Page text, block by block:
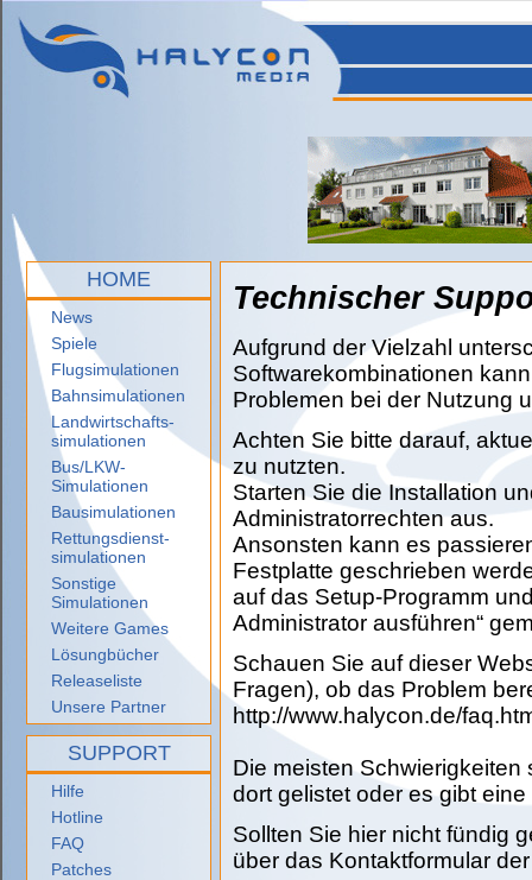
HOME
News
Spiele
Flugsimulationen
Bahnsimulationen
Landwirtschafts-
simulationen
Bus/LKW-
Simulationen
Bausimulationen
Rettungsdienst-
simulationen
Sonstige
Simulationen
Weitere Games
Lösungbücher
Releaseliste
Unsere Partner
SUPPORT
Hilfe
Hotline
FAQ
Patches
Technischer
Aufgrund der Vielzahl
Softwarekombinationen
Problemen bei der Nutzung
Achten Sie bitte darauf,
zu nutzten.
Starten Sie die Installation
Administratorrechten aus.
Ansonsten kann es
Festplatte geschrieben
auf das Setup-Programm
Administrator ausführen“
Schauen Sie auf dieser
Fragen), ob das Problem
http://www.halycon.de/
Die meisten
dort gelistet oder es gibt
Sollten Sie hier nicht fündig
über das Kontaktformular